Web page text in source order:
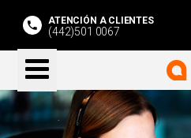
ATENCIÓN A CLIENTES
(442)501 0067